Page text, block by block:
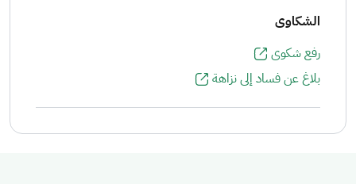
الشكاوى
رفع شكوى
بلاغ عن فساد إلى نزاهة